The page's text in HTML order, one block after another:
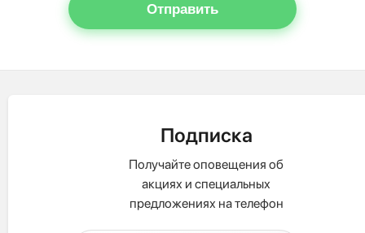
Отправить
Подписка
Получайте оповещения об
акциях и специальных
предложениях на телефон